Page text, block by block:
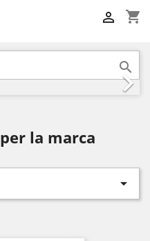
shopping_cart



la marca
